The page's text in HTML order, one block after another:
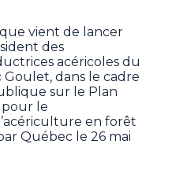
vient de lancer
des
acéricoles du
Goulet, dans le cadre
sur le Plan
le
en forêt
Québec le 26 mai